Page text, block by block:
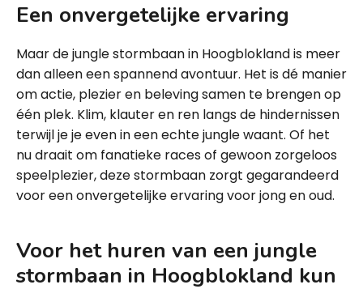
Een onvergetelijke ervaring
Maar de jungle stormbaan in Hoogblokland is meer
dan alleen een spannend avontuur. Het is dé manier
om actie, plezier en beleving samen te brengen op
één plek. Klim, klauter en ren langs de hindernissen
terwijl je je even in een echte jungle waant. Of het
nu draait om fanatieke races of gewoon zorgeloos
speelplezier, deze stormbaan zorgt gegarandeerd
voor een onvergetelijke ervaring voor jong en oud.
Voor het huren van een jungle
stormbaan in Hoogblokland kun